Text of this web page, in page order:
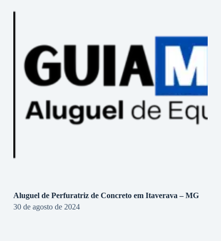
Aluguel de Perfuratriz de Concreto em Itaverava – MG
30 de agosto de 2024